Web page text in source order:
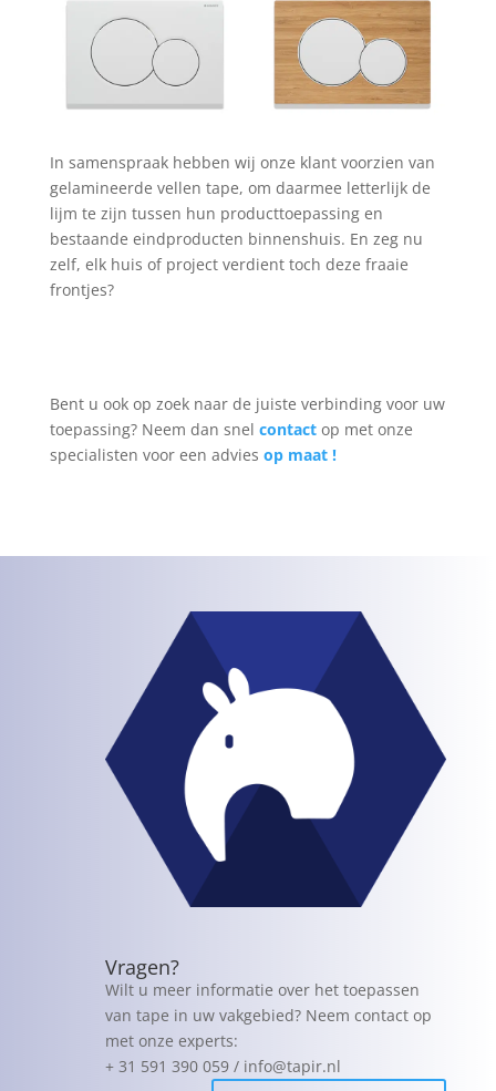
In samenspraak hebben wij onze klant voorzien van
gelamineerde vellen tape, om daarmee letterlijk de
lijm te zijn tussen hun producttoepassing en
bestaande eindproducten binnenshuis. En zeg nu
zelf, elk huis of project verdient toch deze fraaie
frontjes?
Bent u ook op zoek naar de juiste verbinding voor uw
toepassing? Neem dan snel contact op met onze
specialisten voor een advies op maat !
Vragen?
Wilt u meer informatie over het toepassen
van tape in uw vakgebied? Neem contact op
met onze experts:
+ 31 591 390 059 / info@tapir.nl